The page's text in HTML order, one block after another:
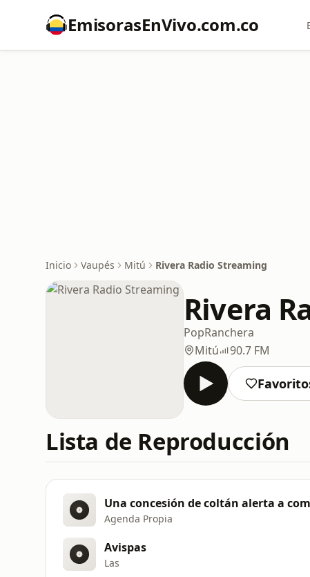
EmisorasEnVivo.com.co
Inicio Vaupés Mitú Rivera Radio Streaming
Rivera
PopRanchera
Mitú
90.7 FM
Lista de Reproducción
Agenda Propia
Avispas
Las